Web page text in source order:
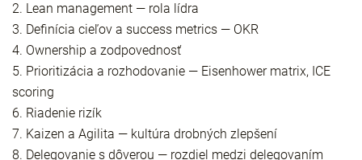
2. Lean management — rola lídra
3. Definícia cieľov a success metrics — OKR
4. Ownership a zodpovednosť
5. Prioritizácia a rozhodovanie — Eisenhower matrix, ICE
scoring
6. Riadenie rizík
7. Kaizen a Agilita — kultúra drobných zlepšení
8. Delegovanie s dôverou — rozdiel medzi delegovaním